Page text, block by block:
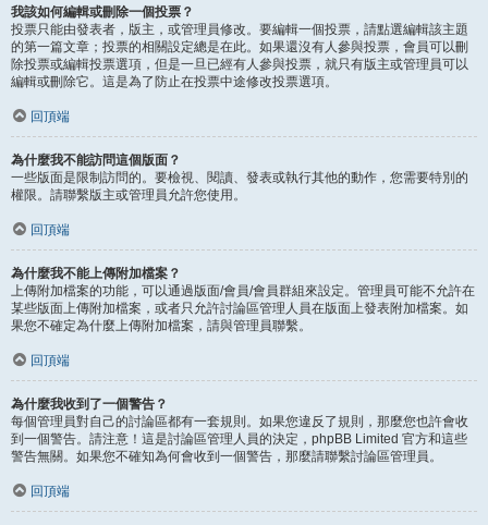
我該如何編輯或刪除一個投票？
投票只能由發表者，版主，或管理員修改。要編輯一個投票，請點選編輯該主題
的第一篇文章；投票的相關設定總是在此。如果還沒有人參與投票，會員可以刪
除投票或編輯投票選項，但是一旦已經有人參與投票，就只有版主或管理員可以
編輯或刪除它。這是為了防止在投票中途修改投票選項。
回頂端
為什麼我不能訪問這個版面？
一些版面是限制訪問的。要檢視、閱讀、發表或執行其他的動作，您需要特別的
權限。請聯繫版主或管理員允許您使用。
回頂端
為什麼我不能上傳附加檔案？
上傳附加檔案的功能，可以通過版面/會員/會員群組來設定。管理員可能不允許在
某些版面上傳附加檔案，或者只允許討論區管理人員在版面上發表附加檔案。如
果您不確定為什麼上傳附加檔案，請與管理員聯繫。
回頂端
為什麼我收到了一個警告？
每個管理員對自己的討論區都有一套規則。如果您違反了規則，那麼您也許會收
到一個警告。請注意！這是討論區管理人員的決定，phpBB Limited 官方和這些
警告無關。如果您不確知為何會收到一個警告，那麼請聯繫討論區管理員。
回頂端